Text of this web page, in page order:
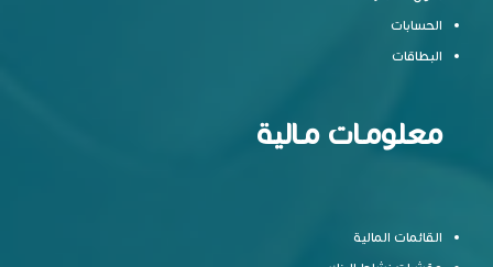
الحسابات
البطاقات
معلومـات مـالية
القائمات المالية